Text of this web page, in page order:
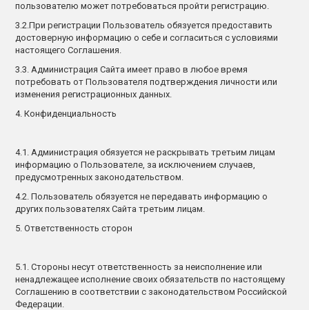
пользователю может потребоваться пройти регистрацию.
3.2.При регистрации Пользователь обязуется предоставить
достоверную информацию о себе и согласиться с условиями
настоящего Соглашения.
3.3. Администрация Сайта имеет право в любое время
потребовать от Пользователя подтверждения личности или
изменения регистрационных данных.
4. Конфиденциальность
4.1. Администрация обязуется не раскрывать третьим лицам
информацию о Пользователе, за исключением случаев,
предусмотренных законодательством.
4.2. Пользователь обязуется не передавать информацию о
других пользователях Сайта третьим лицам.
5. Ответственность сторон
5.1. Стороны несут ответственность за неисполнение или
ненадлежащее исполнение своих обязательств по настоящему
Соглашению в соответствии с законодательством Российской
Федерации.